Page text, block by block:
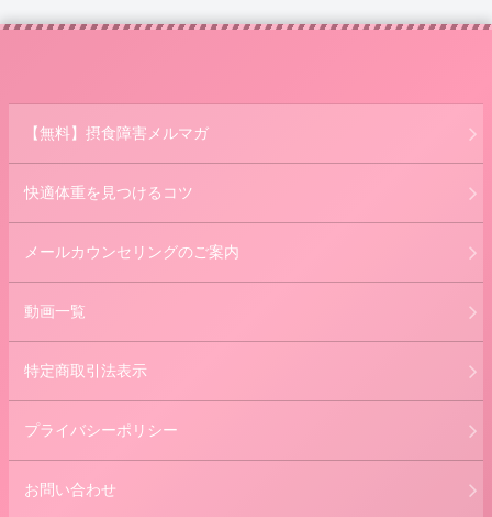
【無料】摂食障害メルマガ
快適体重を見つけるコツ
メールカウンセリングのご案内
動画一覧
特定商取引法表示
プライバシーポリシー
お問い合わせ